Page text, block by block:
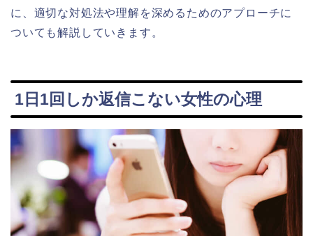
に、適切な対処法や理解を深めるためのアプローチに
ついても解説していきます。
1日1回しか返信こない女性の心理